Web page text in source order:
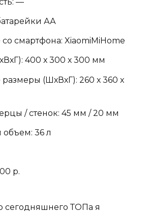
АА
смартфона: XiaomiMiHome
400 х 300 х 300 мм
(ШхВхГ): 260 х 360 х
/ стенок: 45 мм / 20 мм
36 л
р.
сегодняшнего ТОПа я